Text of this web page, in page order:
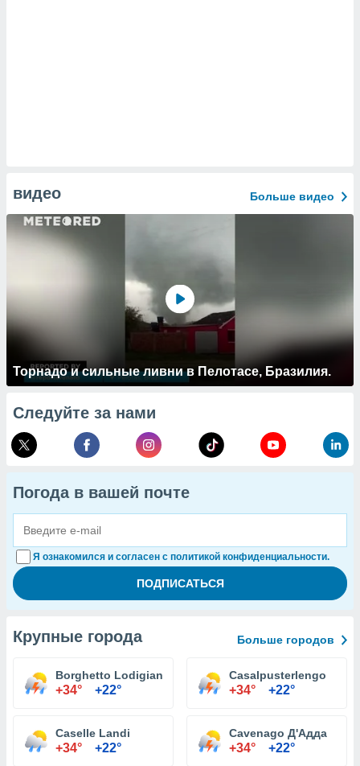
видео Больше видео
Торнадо и сильные ливни в Пелотасе, Бразилия.
Следуйте за нами
Погода в вашей почте
Я ознакомился и согласен с политикой конфиденциальности.
Крупные города Больше городов
Borghetto Lodigiano
+34° +22°
Casalpusterlengo
+34° +22°
Caselle Landi
+34° +22°
Cavenago Д'Адда
+34° +22°